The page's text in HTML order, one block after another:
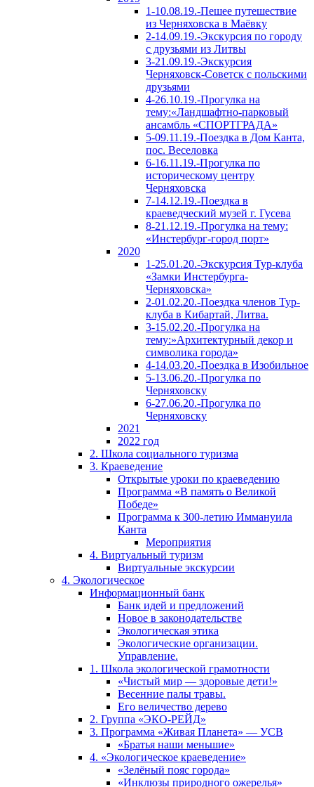
1-10.08.19.-Пешее путешествие
из Черняховска в Маёвку
2-14.09.19.-Экскурсия по городу
с друзьями из Литвы
3-21.09.19.-Экскурсия
Черняховск-Советск с польскими
друзьями
4-26.10.19.-Прогулка на
тему:«Ландшафтно-парковый
ансамбль «СПОРТГРАДА»
5-09.11.19.-Поездка в Дом Канта,
пос. Веселовка
6-16.11.19.-Прогулка по
историческому центру
Черняховска
7-14.12.19.-Поездка в
краеведческий музей г. Гусева
8-21.12.19.-Прогулка на тему:
«Инстербург-город порт»
2020
1-25.01.20.-Экскурсия Тур-клуба
«Замки Инстербурга-
Черняховска»
2-01.02.20.-Поездка членов Тур-
клуба в Кибартай, Литва.
3-15.02.20.-Прогулка на
тему:»Архитектурный декор и
символика города»
4-14.03.20.-Поездка в Изобильное
5-13.06.20.-Прогулка по
Черняховску
6-27.06.20.-Прогулка по
Черняховску
2021
2022 год
2. Школа социального туризма
3. Краеведение
Открытые уроки по краеведению
Программа «В память о Великой
Победе»
Программа к 300-летию Иммануила
Канта
Мероприятия
4. Виртуальный туризм
Виртуальные экскурсии
4. Экологическое
Информационный банк
Банк идей и предложений
Новое в законодательстве
Экологическая этика
Экологические организации.
Управление.
1. Школа экологической грамотности
«Чистый мир — здоровые дети!»
Весенние палы травы.
Его величество дерево
2. Группа «ЭКО-РЕЙД»
3. Программа «Живая Планета» — УСВ
«Братья наши меньшие»
4. «Экологическое краеведение»
«Зелёный пояс города»
«Инклюзы природного ожерелья»